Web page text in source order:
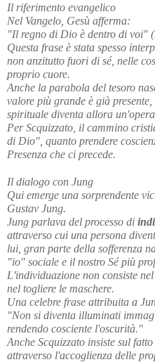
Il riferimento evangelico
Nel Vangelo, Gesù afferma:
"Il regno di Dio è dentro di voi"
Questa frase è stata spesso
non anzitutto fuori di sé, nelle
proprio cuore.
Anche la parabola del tesoro
valore più grande è già
spirituale diventa allora
Per Scquizzato, il cammino
di Dio", quanto prendere
Presenza che ci precede.
Il dialogo con Jung
Qui emerge una sorprendente
Gustav Jung.
Jung parlava del processo di
attraverso cui una persona
lui, gran parte della sofferenza
"io" sociale e il nostro Sé più
L'individuazione non consiste
nel togliere le maschere.
Una celebre frase attribuita a
"Non si diventa illuminati
rendendo cosciente l'oscurità."
Anche Scquizzato insiste sul
attraverso l'accoglienza delle